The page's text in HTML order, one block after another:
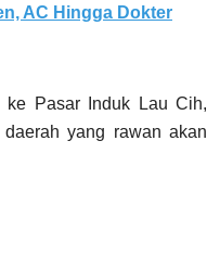
AC Hingga Dokter
ke Pasar Induk Lau Cih,
yang rawan akan